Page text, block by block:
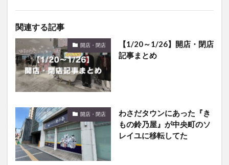
関連する記事
開店・閉店
【1/20～1/26】開店・閉店
記事まとめ
開店・閉店
わさだタウンにあった『き
もの鈴乃屋』が中央町のソ
レイユに移転してた